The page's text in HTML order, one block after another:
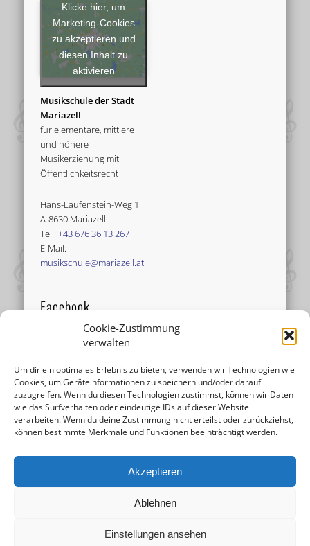
Cookie-Zustimmung
verwalten
Um dir ein optimales Erlebnis zu bieten, verwenden wir Technologien wie
Cookies, um Geräteinformationen zu speichern und/oder darauf
zuzugreifen. Wenn du diesen Technologien zustimmst, können wir Daten
wie das Surfverhalten oder eindeutige IDs auf dieser Website
verarbeiten. Wenn du deine Zustimmung nicht erteilst oder zurückziehst,
können bestimmte Merkmale und Funktionen beeinträchtigt werden.
Akzeptieren
Ablehnen
Einstellungen ansehen
Klicke hier, um
Marketing-Cookies
zu akzeptieren und
diesen Inhalt zu
aktivieren
Musikschule der Stadt
Mariazell
für elementare, mittlere
und höhere
Musikerziehung mit
Öffentlichkeitsrecht
Hans-Laufenstein-Weg 1
A-8630 Mariazell
Tel.:+43 676 36 13 267
E-Mail:
musikschule@mariazell.at
Facebook